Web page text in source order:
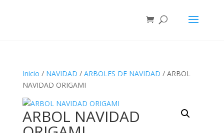
Inicio / NAVIDAD / ARBOLES DE NAVIDAD / ARBOL
NAVIDAD ORIGAMI
ARBOL NAVIDAD